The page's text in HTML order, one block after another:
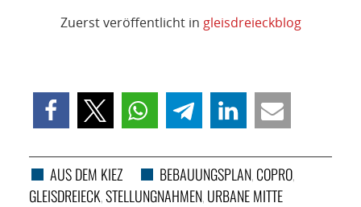
Zuerst veröffentlicht in gleisdreieckblog
AUS DEM KIEZ BEBAUUNGSPLAN, COPRO,
GLEISDREIECK,STELLUNGNAHMEN, URBANE MITTE